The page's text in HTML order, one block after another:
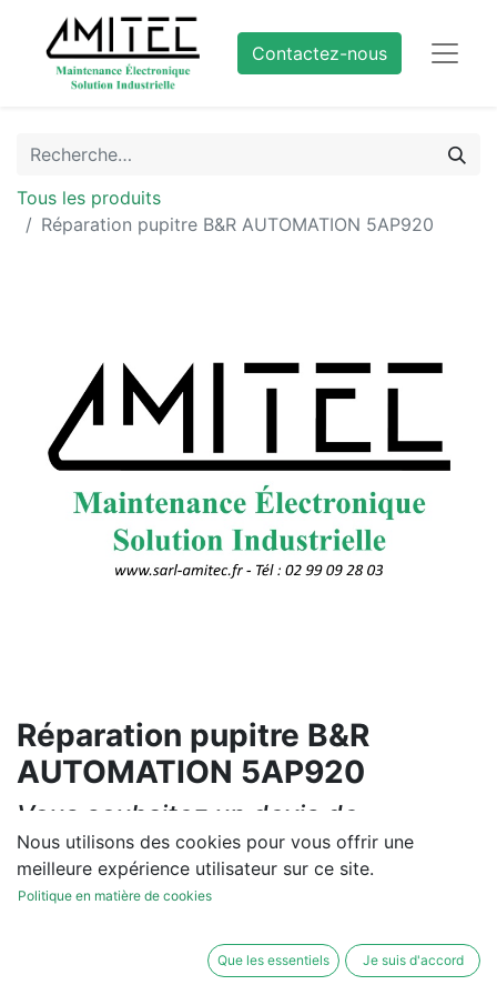
Contactez-nous
Tous les produits
Réparation pupitre B&R AUTOMATION 5AP920
Réparation pupitre B&R
AUTOMATION 5AP920
Vous souhaitez un devis de
réparation ou de vente, un
diagnostic sur site?
Nous utilisons des cookies pour vous offrir une
meilleure expérience utilisateur sur ce site.
Politique en matière de cookies
Que les essentiels Je suis d'accord